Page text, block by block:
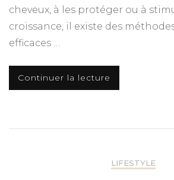
cheveux, à les protéger ou à
croissance, il existe des
efficaces …
Continuer la lecture
LIFESTYLE